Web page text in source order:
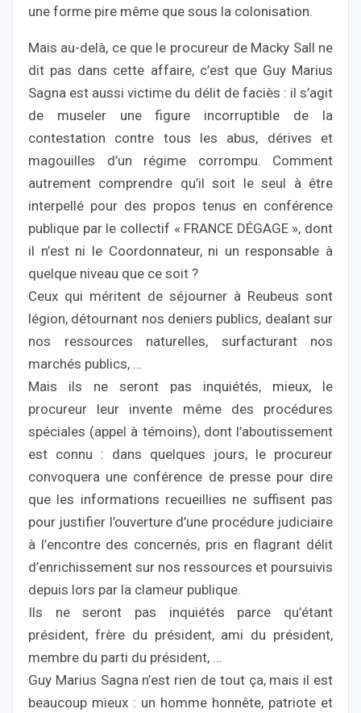
une forme pire même que sous la colonisation.
Mais au-delà, ce que le procureur de Macky Sall ne
dit pas dans cette affaire, c’est que Guy Marius
Sagna est aussi victime du délit de faciès : il s’agit
de museler une figure incorruptible de la
contestation contre tous les abus, dérives et
magouilles d’un régime corrompu. Comment
autrement comprendre qu’il soit le seul à être
interpellé pour des propos tenus en conférence
publique par le collectif « FRANCE DÉGAGE », dont
il n’est ni le Coordonnateur, ni un responsable à
quelque niveau que ce soit ?
Ceux qui méritent de séjourner à Reubeus sont
légion, détournant nos deniers publics, dealant sur
nos ressources naturelles, surfacturant nos
marchés publics, …
Mais ils ne seront pas inquiétés, mieux, le
procureur leur invente même des procédures
spéciales (appel à témoins), dont l’aboutissement
est connu : dans quelques jours, le procureur
convoquera une conférence de presse pour dire
que les informations recueillies ne suffisent pas
pour justifier l’ouverture d’une procédure judiciaire
à l’encontre des concernés, pris en flagrant délit
d’enrichissement sur nos ressources et poursuivis
depuis lors par la clameur publique.
Ils ne seront pas inquiétés parce qu’étant
président, frère du président, ami du président,
membre du parti du président, …
Guy Marius Sagna n’est rien de tout ça, mais il est
beaucoup mieux : un homme honnête, patriote et